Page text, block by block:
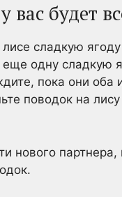
вас будет
сладкую ягоду
одну сладкую
пока они оба
поводок на лису
нового